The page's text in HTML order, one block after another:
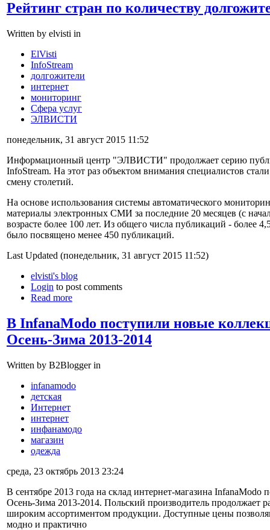
Рейтинг стран по количеству
Written by elvisti in
ElVisti
InfoStream
долгожители
интернет
мониторинг
Сфера услуг
ЭЛВИСТИ
понедельник, 31 август 2015 11:52
Информационный центр "ЭЛВИСТИ" продолжает серию
InfoStream. На этот раз объектом внимания специалистов
смену столетий.
На основе использования системы автоматического
материалы электронных СМИ за последние 20 месяцев (с
возрасте более 100 лет. Из общего числа публикаций - более
было посвящено менее 450 публикаций.
Last Updated (понедельник, 31 август 2015 11:52)
elvisti's blog
Login to post comments
Read more
В InfanaModo поступили новые
Осень-Зима 2013-2014
Written by B2Blogger in
infanamodo
детская
Интернет
интернет
инфанамодо
магазин
одежда
среда, 23 октябрь 2013 23:24
В сентябре 2013 года на склад интернет-магазина
Осень-Зима 2013-2014. Польский производитель продолжает
широким ассортиментом продукции. Доступные цены
модно и практично